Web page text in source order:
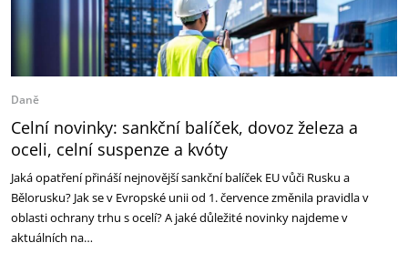
Daně
Celní novinky: sankční balíček, dovoz železa a
oceli, celní suspenze a kvóty
Jaká opatření přináší nejnovější sankční balíček EU vůči Rusku a
Bělorusku? Jak se v Evropské unii od 1. července změnila pravidla v
oblasti ochrany trhu s ocelí? A jaké důležité novinky najdeme v
aktuálních na…